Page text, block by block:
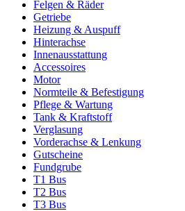
Felgen & Räder
Getriebe
Heizung & Auspuff
Hinterachse
Innenausstattung
Accessoires
Motor
Normteile & Befestigung
Pflege & Wartung
Tank & Kraftstoff
Verglasung
Vorderachse & Lenkung
Gutscheine
Fundgrube
T1 Bus
T2 Bus
T3 Bus